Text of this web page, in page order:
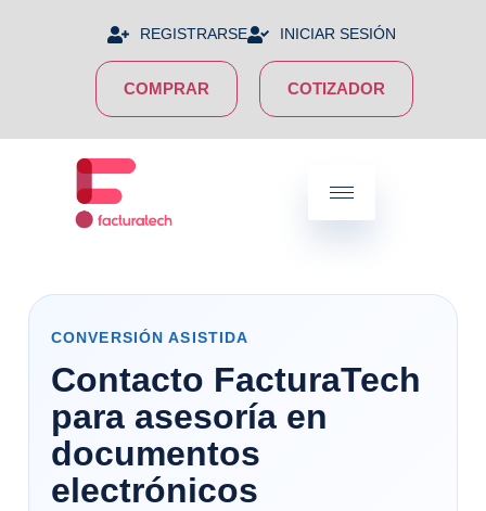
REGISTRARSE INICIAR SESIÓN
COMPRAR COTIZADOR
CONVERSIÓN ASISTIDA
Contacto FacturaTech
para asesoría en
documentos
electrónicos